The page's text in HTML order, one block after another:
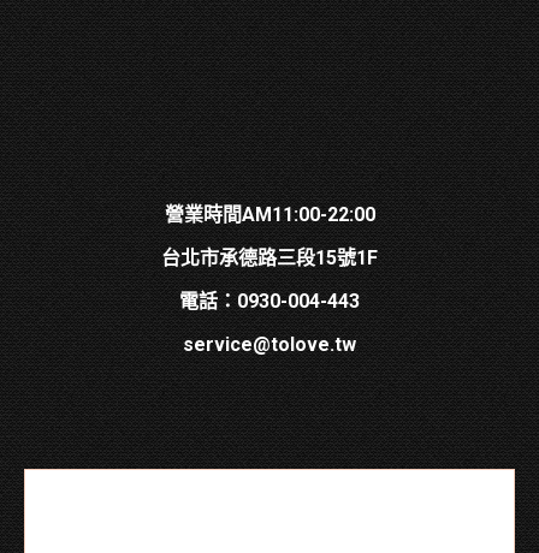
營業時間AM11:00-22:00
台北市承德路三段15號1F
電話：0930-004-443
service@tolove.tw